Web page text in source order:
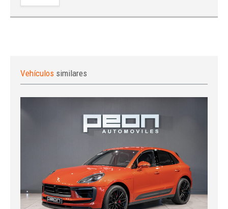
Iniciar sesión
INICIAR SESIÓN
Vehículos similares